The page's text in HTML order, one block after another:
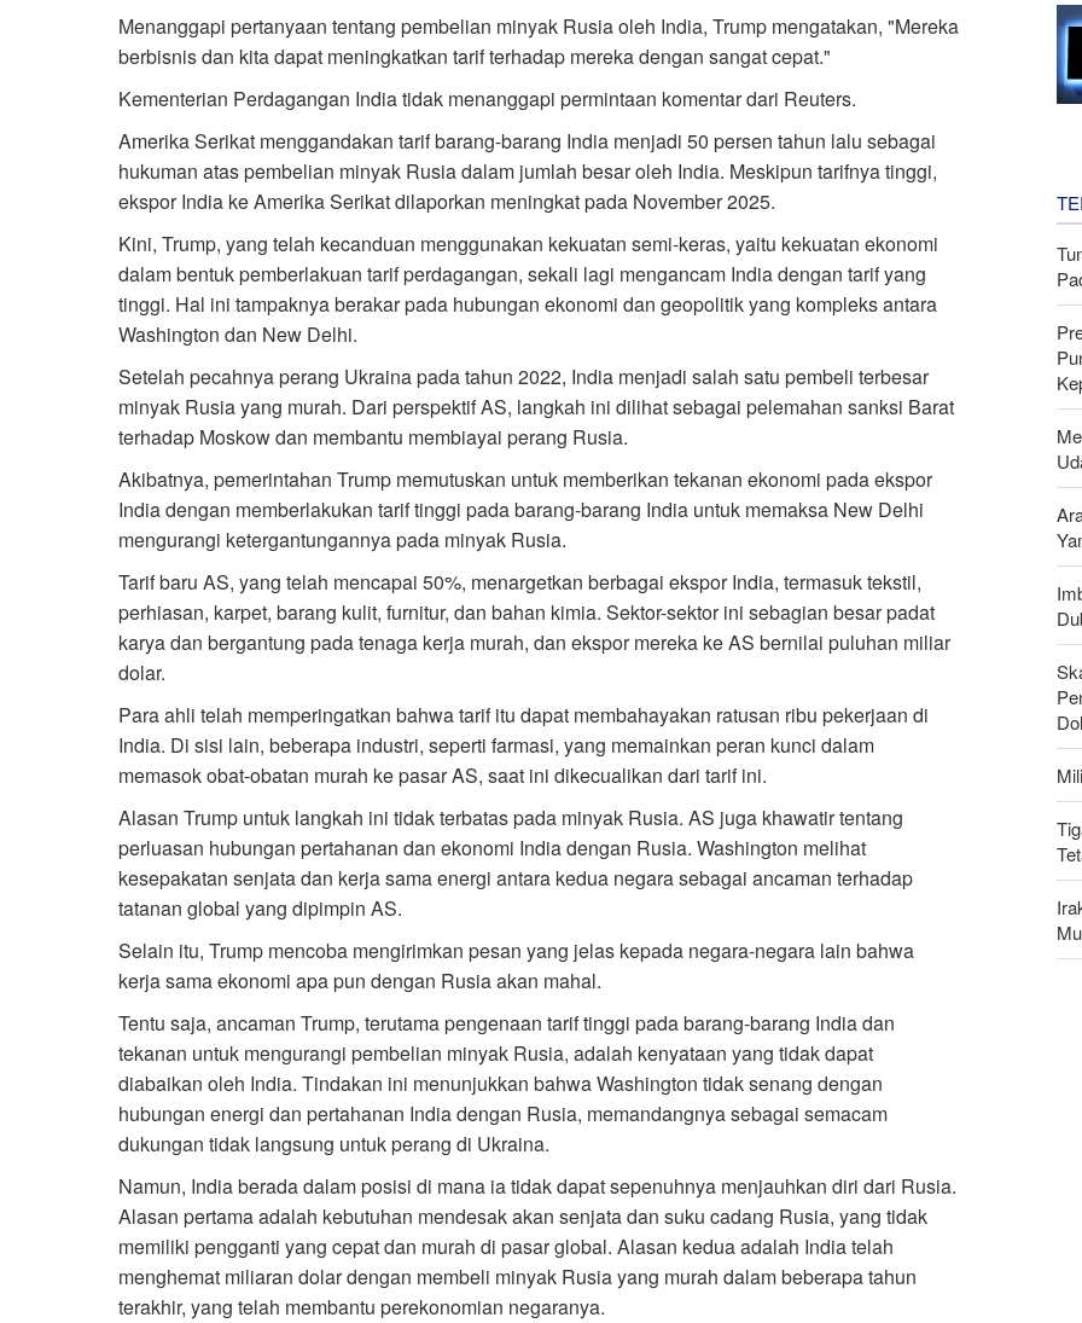
Menanggapi pertanyaan tentang pembelian minyak Rusia oleh India, Trump mengatakan, "Mereka
berbisnis dan kita dapat meningkatkan tarif terhadap mereka dengan sangat cepat."
Kementerian Perdagangan India tidak menanggapi permintaan komentar dari Reuters.
Amerika Serikat menggandakan tarif barang-barang India menjadi 50 persen tahun lalu sebagai
hukuman atas pembelian minyak Rusia dalam jumlah besar oleh India. Meskipun tarifnya tinggi,
ekspor India ke Amerika Serikat dilaporkan meningkat pada November 2025.
Kini, Trump, yang telah kecanduan menggunakan kekuatan semi-keras, yaitu kekuatan ekonomi
dalam bentuk pemberlakuan tarif perdagangan, sekali lagi mengancam India dengan tarif yang
tinggi. Hal ini tampaknya berakar pada hubungan ekonomi dan geopolitik yang kompleks antara
Washington dan New Delhi.
Setelah pecahnya perang Ukraina pada tahun 2022, India menjadi salah satu pembeli terbesar
minyak Rusia yang murah. Dari perspektif AS, langkah ini dilihat sebagai pelemahan sanksi Barat
terhadap Moskow dan membantu membiayai perang Rusia.
Akibatnya, pemerintahan Trump memutuskan untuk memberikan tekanan ekonomi pada ekspor
India dengan memberlakukan tarif tinggi pada barang-barang India untuk memaksa New Delhi
mengurangi ketergantungannya pada minyak Rusia.
Tarif baru AS, yang telah mencapai 50%, menargetkan berbagai ekspor India, termasuk tekstil,
perhiasan, karpet, barang kulit, furnitur, dan bahan kimia. Sektor-sektor ini sebagian besar padat
karya dan bergantung pada tenaga kerja murah, dan ekspor mereka ke AS bernilai puluhan miliar
dolar.
Para ahli telah memperingatkan bahwa tarif itu dapat membahayakan ratusan ribu pekerjaan di
India. Di sisi lain, beberapa industri, seperti farmasi, yang memainkan peran kunci dalam
memasok obat-obatan murah ke pasar AS, saat ini dikecualikan dari tarif ini.
Alasan Trump untuk langkah ini tidak terbatas pada minyak Rusia. AS juga khawatir tentang
perluasan hubungan pertahanan dan ekonomi India dengan Rusia. Washington melihat
kesepakatan senjata dan kerja sama energi antara kedua negara sebagai ancaman terhadap
tatanan global yang dipimpin AS.
Selain itu, Trump mencoba mengirimkan pesan yang jelas kepada negara-negara lain bahwa
kerja sama ekonomi apa pun dengan Rusia akan mahal.
Tentu saja, ancaman Trump, terutama pengenaan tarif tinggi pada barang-barang India dan
tekanan untuk mengurangi pembelian minyak Rusia, adalah kenyataan yang tidak dapat
diabaikan oleh India. Tindakan ini menunjukkan bahwa Washington tidak senang dengan
hubungan energi dan pertahanan India dengan Rusia, memandangnya sebagai semacam
dukungan tidak langsung untuk perang di Ukraina.
Namun, India berada dalam posisi di mana ia tidak dapat sepenuhnya menjauhkan diri dari Rusia.
Alasan pertama adalah kebutuhan mendesak akan senjata dan suku cadang Rusia, yang tidak
memiliki pengganti yang cepat dan murah di pasar global. Alasan kedua adalah India telah
menghemat miliaran dolar dengan membeli minyak Rusia yang murah dalam beberapa tahun
terakhir, yang telah membantu perekonomian negaranya.